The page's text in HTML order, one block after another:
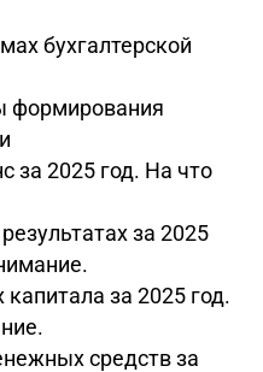
бухгалтерской
формирования
за 2025 год. На что
за 2025
за 2025 год.
средств за